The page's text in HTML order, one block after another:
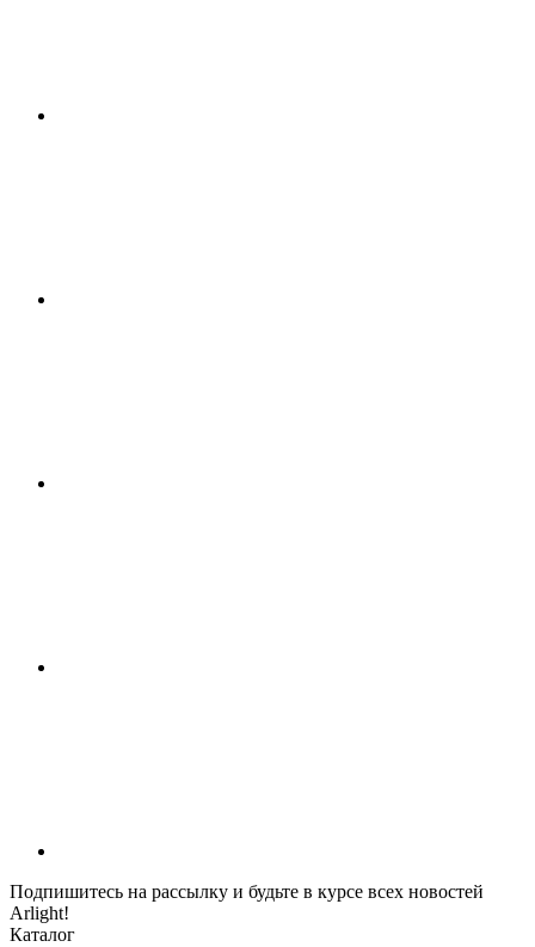
Подпишитесь на рассылку и будьте в курсе всех новостей
Arlight!
Каталог